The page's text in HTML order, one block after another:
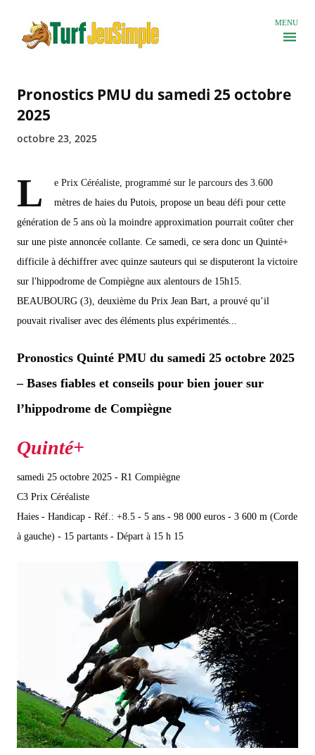
MENU
Pronostics PMU du samedi 25 octobre
2025
octobre 23, 2025
L
e Prix Céréaliste, programmé sur le parcours des 3.600
mètres de haies du Putois, propose un beau défi pour cette
génération de 5 ans où la moindre approximation pourrait coûter cher
sur une piste annoncée collante. Ce samedi, ce sera donc un Quinté+
difficile à déchiffrer avec quinze sauteurs qui se disputeront la victoire
sur l'hippodrome de Compiègne aux alentours de 15h15.
BEAUBOURG (3), deuxième du Prix Jean Bart, a prouvé qu’il
pouvait rivaliser avec des éléments plus expérimentés...
Pronostics Quinté PMU du samedi 25 octobre 2025
– Bases fiables et conseils pour bien jouer sur
l’hippodrome de Compiègne
samedi 25 octobre 2025 - R1 Compiègne
C3 Prix Céréaliste
Haies - Handicap - Réf.: +8.5 - 5 ans - 98 000 euros - 3 600 m (Corde
à gauche) - 15 partants - Départ à 15 h 15